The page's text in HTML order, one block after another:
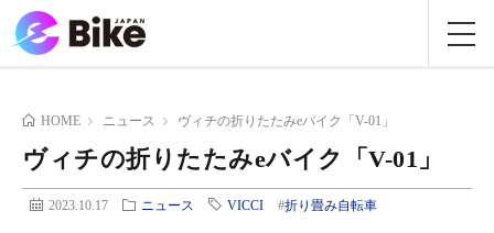
HOME ニュース ヴィチの折りたたみeバイク「V-01」
ヴィチの折りたたみeバイク「V-01」
2023.10.17 ニュース VICCI #折り畳み自転車